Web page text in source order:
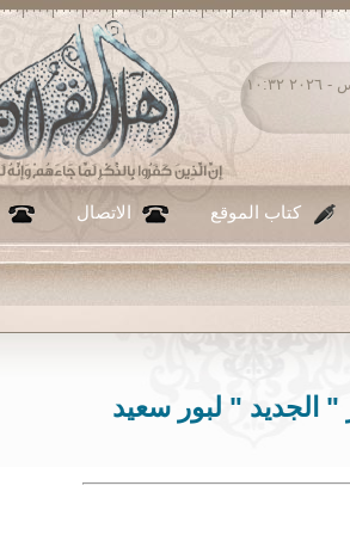
الخميس ٠٦ - أغسطس - ٢٠٢٦ ١٠:٣٢
كتاب الموقع الاتصال
اللهم
" الجديد " لبور سعيد